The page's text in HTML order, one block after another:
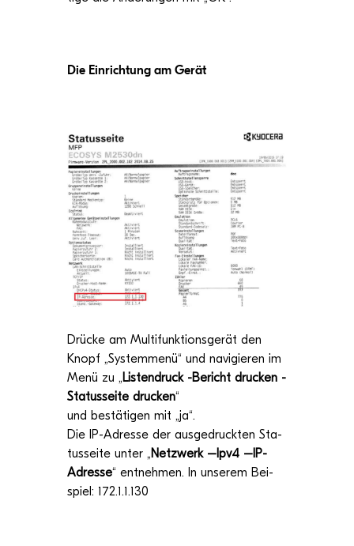
Die Ein­rich­tung am Gerät
Drü­cke am Mul­ti­funk­ti­ons­ge­rät den
Knopf „Sys­tem­menü“ und navi­gie­ren im
Menü zu „Lis­ten­druck -Bericht dru­cken -
Sta­tus­seite dru­cken“
und bestä­ti­gen mit „ja“.
Die IP-Adresse der aus­ge­druck­ten Sta­
tus­seite unter „Netz­werk –Ipv4 –IP-
Adresse“ ent­neh­men. In unse­rem Bei­
spiel: 172.1.1.130